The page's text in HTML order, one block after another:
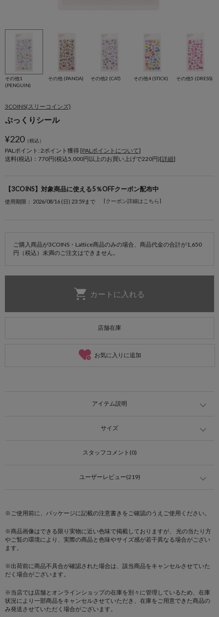
その他1
(PENGUIN)
その他 (PANDA) その他2 (CAT) その他4 (STICK) その他5 (DRESS)
3COINS(スリーコインズ)
ぷっくりシール
¥220（税込）
PALポイント: 2ポイント獲得 [PALポイントについて]
送料(税込)：770円(税込5,000円以上のお買い上げで220円)[詳細]
【3COINS】対象商品に使える5％OFFクーポン配布中
使用期限： 2026/08/16 (日) 23:59まで [クーポン詳細はこちら]
ご購入商品が3COINS・Lattice商品のみの場合、商品代金の合計が1,650
円（税込）未満のご注文はできません。
店舗在庫
お気に入りに追加
アイテム説明
サイズ
スタッフコメント(0)
ユーザーレビュー(219)
※ご使用前に、パッケージに記載の注意書きをご確認のうえご使用ください。
※商品画像はできる限り実物に近い色味で掲載しておりますが、 光の当たり方
やご覧の環境により、実際の商品と色味やサイズ感が若干異なる場合がござい
ます。
※出荷前に商品不具合が確認された場合は、該当商品をキャンセルさせていた
だく場合がございます。
※当店では店舗とオンラインショップの在庫を別々に管理しているため、在庫
状況により一部商品をキャンセルさせていただき、在庫をご用意できた商品の
み発送させていただく場合がございます。